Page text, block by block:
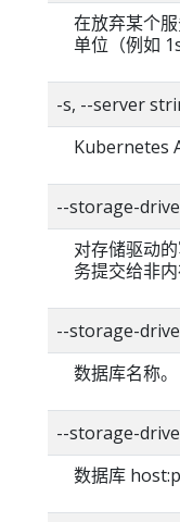
在放弃某个
单位（例如
-s, --server
Kubernetes
--storage-
对存储驱动
务提交给非内
--storage-
数据库名称。
--storage-
数据库